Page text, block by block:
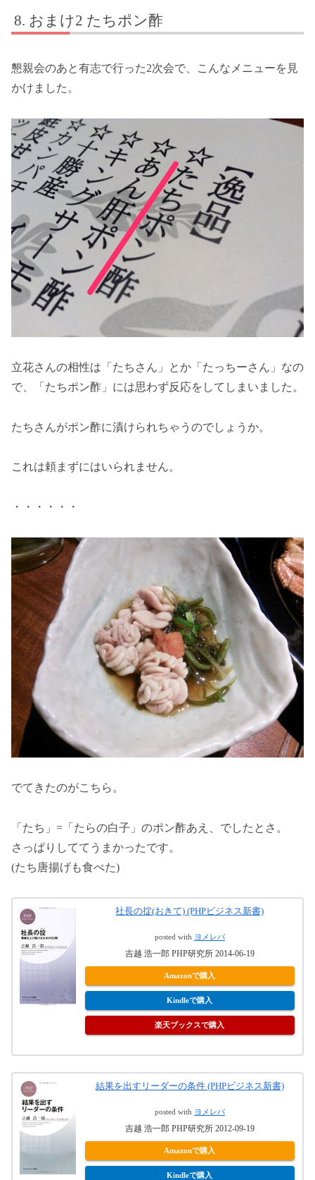
おまけ2 たちポン酢
懇親会のあと有志で行った2次会で、こんなメニューを見
かけました。
立花さんの相性は「たちさん」とか「たっちーさん」なの
で、「たちポン酢」には思わず反応をしてしまいました。
たちさんがポン酢に漬けられちゃうのでしょうか。
これは頼まずにはいられません。
・・・・・・
でてきたのがこちら。
「たち」=「たらの白子」のポン酢あえ、でしたとさ。
さっぱりしててうまかったです。
(たち唐揚げも食べた)
社長の掟(おきて) (PHPビジネス新書)
posted with ヨメレバ
吉越 浩一郎 PHP研究所 2014-06-19
Amazonで購入
Kindleで購入
楽天ブックスで購入
結果を出すリーダーの条件 (PHPビジネス新書)
posted with ヨメレバ
吉越 浩一郎 PHP研究所 2012-09-19
Amazonで購入
Kindleで購入